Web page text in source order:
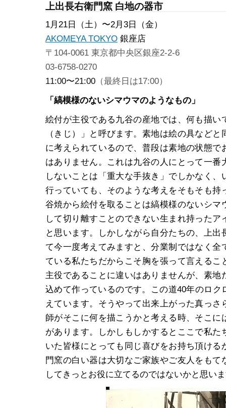
上出長右衛門窯 白地の器市
1月21日（土）〜2月3日（金）
AKOMEYA TOKYO 銀座店
〒104-0061 東京都中央区銀座2-2-6
03-6758-0270
11:00〜21:00 （最終日は17:00）
「縞模様のないシマウマのようなもの」
絵付が主役である九谷の産地では、何も描い
（きじ）」と呼びます。素地は絵の具など
に考えられているので、普段は素地の状態で
はありません。これは九谷の人にとって一番
しないことは「重大な手抜き」でしかなく、
行っていても、そのような考えをそもそも持
谷焼から絵付を取ることは縞模様のないシマ
して切り離すことのできない生まれ持ったア
と思います。しかしながら自分たちの、上出
て今一度考えてみますと、分業制ではなく全
ている私たちだからこそ胸を張って言えるこ
主役であることに違いはありませんが、素地
込めて作っているのです。この道40年のロク
えています。そうやって出来上がった真っさ
師がそこに何を描こうかと考える時、そこに
があります。しかしもしかするとここで私た
いた皆様にとっても同じ喜びをお持ち頂ける
門窯の白い器は大切なご家族やご友人をもて
してきっとお役に立てるのではないかと思い